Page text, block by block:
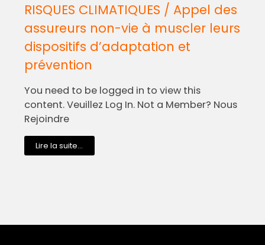
RISQUES CLIMATIQUES / Appel des
assureurs non-vie à muscler leurs
dispositifs d’adaptation et
prévention
You need to be logged in to view this
content. Veuillez Log In. Not a Member? Nous
Rejoindre
Lire la suite...